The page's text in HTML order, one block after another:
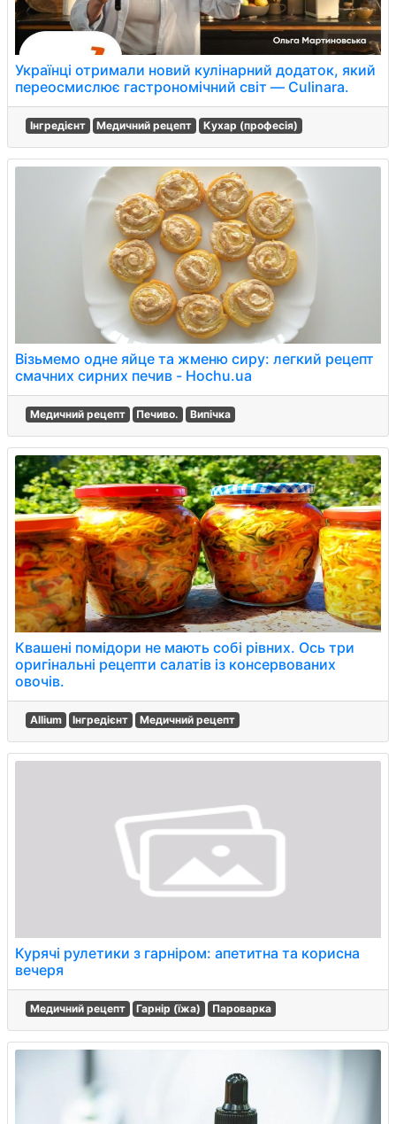
Українці отримали новий кулінарний додаток, який
переосмислює гастрономічний світ — Culinara.
Інгредієнт Медичний рецепт Кухар (професія)
Візьмемо одне яйце та жменю сиру: легкий рецепт
смачних сирних печив - Hochu.ua
Медичний рецепт Печиво. Випічка
Квашені помідори не мають собі рівних. Ось три
оригінальні рецепти салатів із консервованих
овочів.
Allium Інгредієнт Медичний рецепт
Курячі рулетики з гарніром: апетитна та корисна
вечеря
Медичний рецепт Гарнір (їжа) Пароварка